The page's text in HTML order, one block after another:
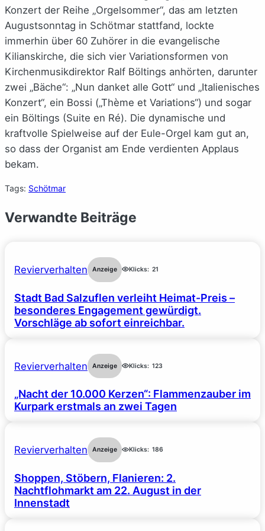
Konzert der Reihe „Orgelsommer“, das am letzten
Augustsonntag in Schötmar stattfand, lockte
immerhin über 60 Zuhörer in die evangelische
Kilianskirche, die sich vier Variationsformen von
Kirchenmusikdirektor Ralf Böltings anhörten, darunter
zwei „Bäche“: „Nun danket alle Gott“ und „Italienisches
Konzert“, ein Bossi („Thème et Variations“) und sogar
ein Böltings (Suite en Ré). Die dynamische und
kraftvolle Spielweise auf der Eule-Orgel kam gut an,
so dass der Organist am Ende verdienten Applaus
bekam.
Tags: Schötmar
Verwandte Beiträge
Revierverhalten Anzeige Klicks: 21
Stadt Bad Salzuflen verleiht Heimat-Preis –
besonderes Engagement gewürdigt.
Vorschläge ab sofort einreichbar.
Revierverhalten Anzeige Klicks: 123
„Nacht der 10.000 Kerzen“: Flammenzauber im
Kurpark erstmals an zwei Tagen
Revierverhalten Anzeige Klicks: 186
Shoppen, Stöbern, Flanieren: 2.
Nachtflohmarkt am 22. August in der
Innenstadt